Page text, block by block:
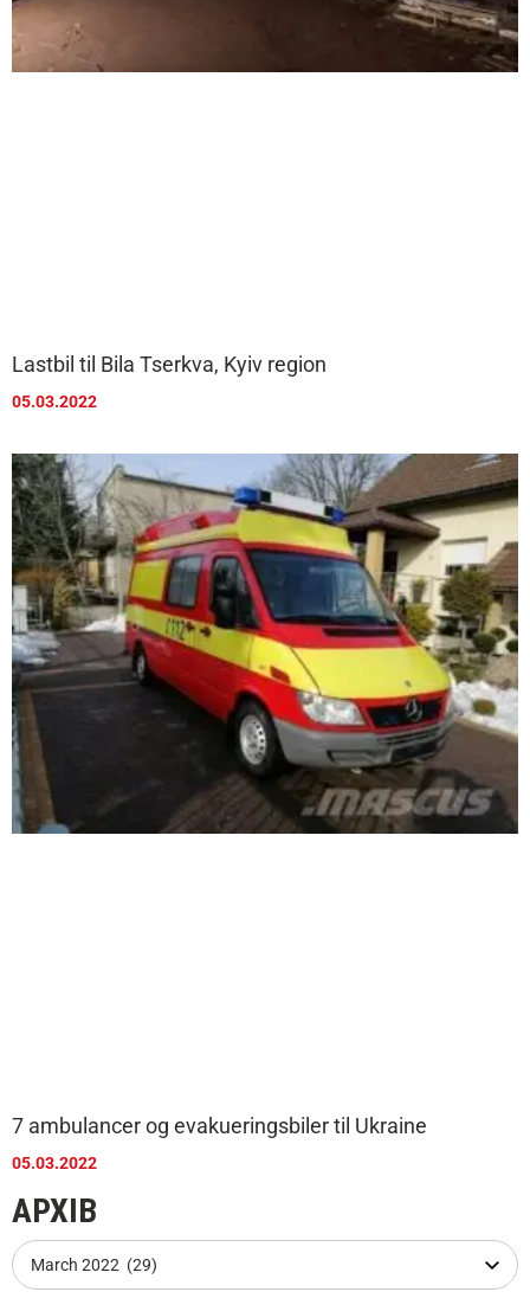
Lastbil til Bila Tserkva, Kyiv region
05.03.2022
7 ambulancer og evakueringsbiler til Ukraine
05.03.2022
АРХІВ